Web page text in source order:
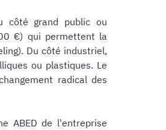
côté grand public ou
€) qui permettent la
Du côté industriel,
ou plastiques. Le
radical des
ABED de l'entreprise